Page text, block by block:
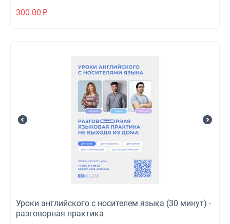
300.00 ₽
Уроки английского с носителем языка (30 минут) -
разговорная практика